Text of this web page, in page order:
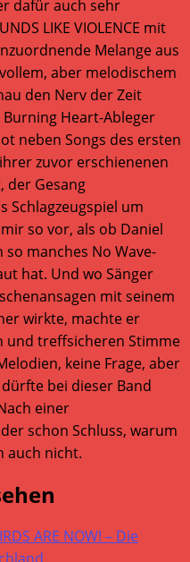
dafür auch sehr
LIKE VIOLENCE mit
Melange aus
aber melodischem
den Nerv der Zeit
Heart-Ableger
neben Songs des ersten
zuvor erschienenen
der Gesang
Schlagzeugspiel um
so vor, als ob Daniel
manches No Wave-
hat. Und wo Sänger
mit seinem
wirkte, machte er
und treffsicheren Stimme
keine Frage, aber
bei dieser Band
einer
schon Schluss, warum
auch nicht.
ARE NOW! – Die